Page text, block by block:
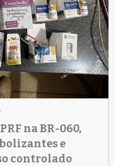
na BR-060,
e
controlado